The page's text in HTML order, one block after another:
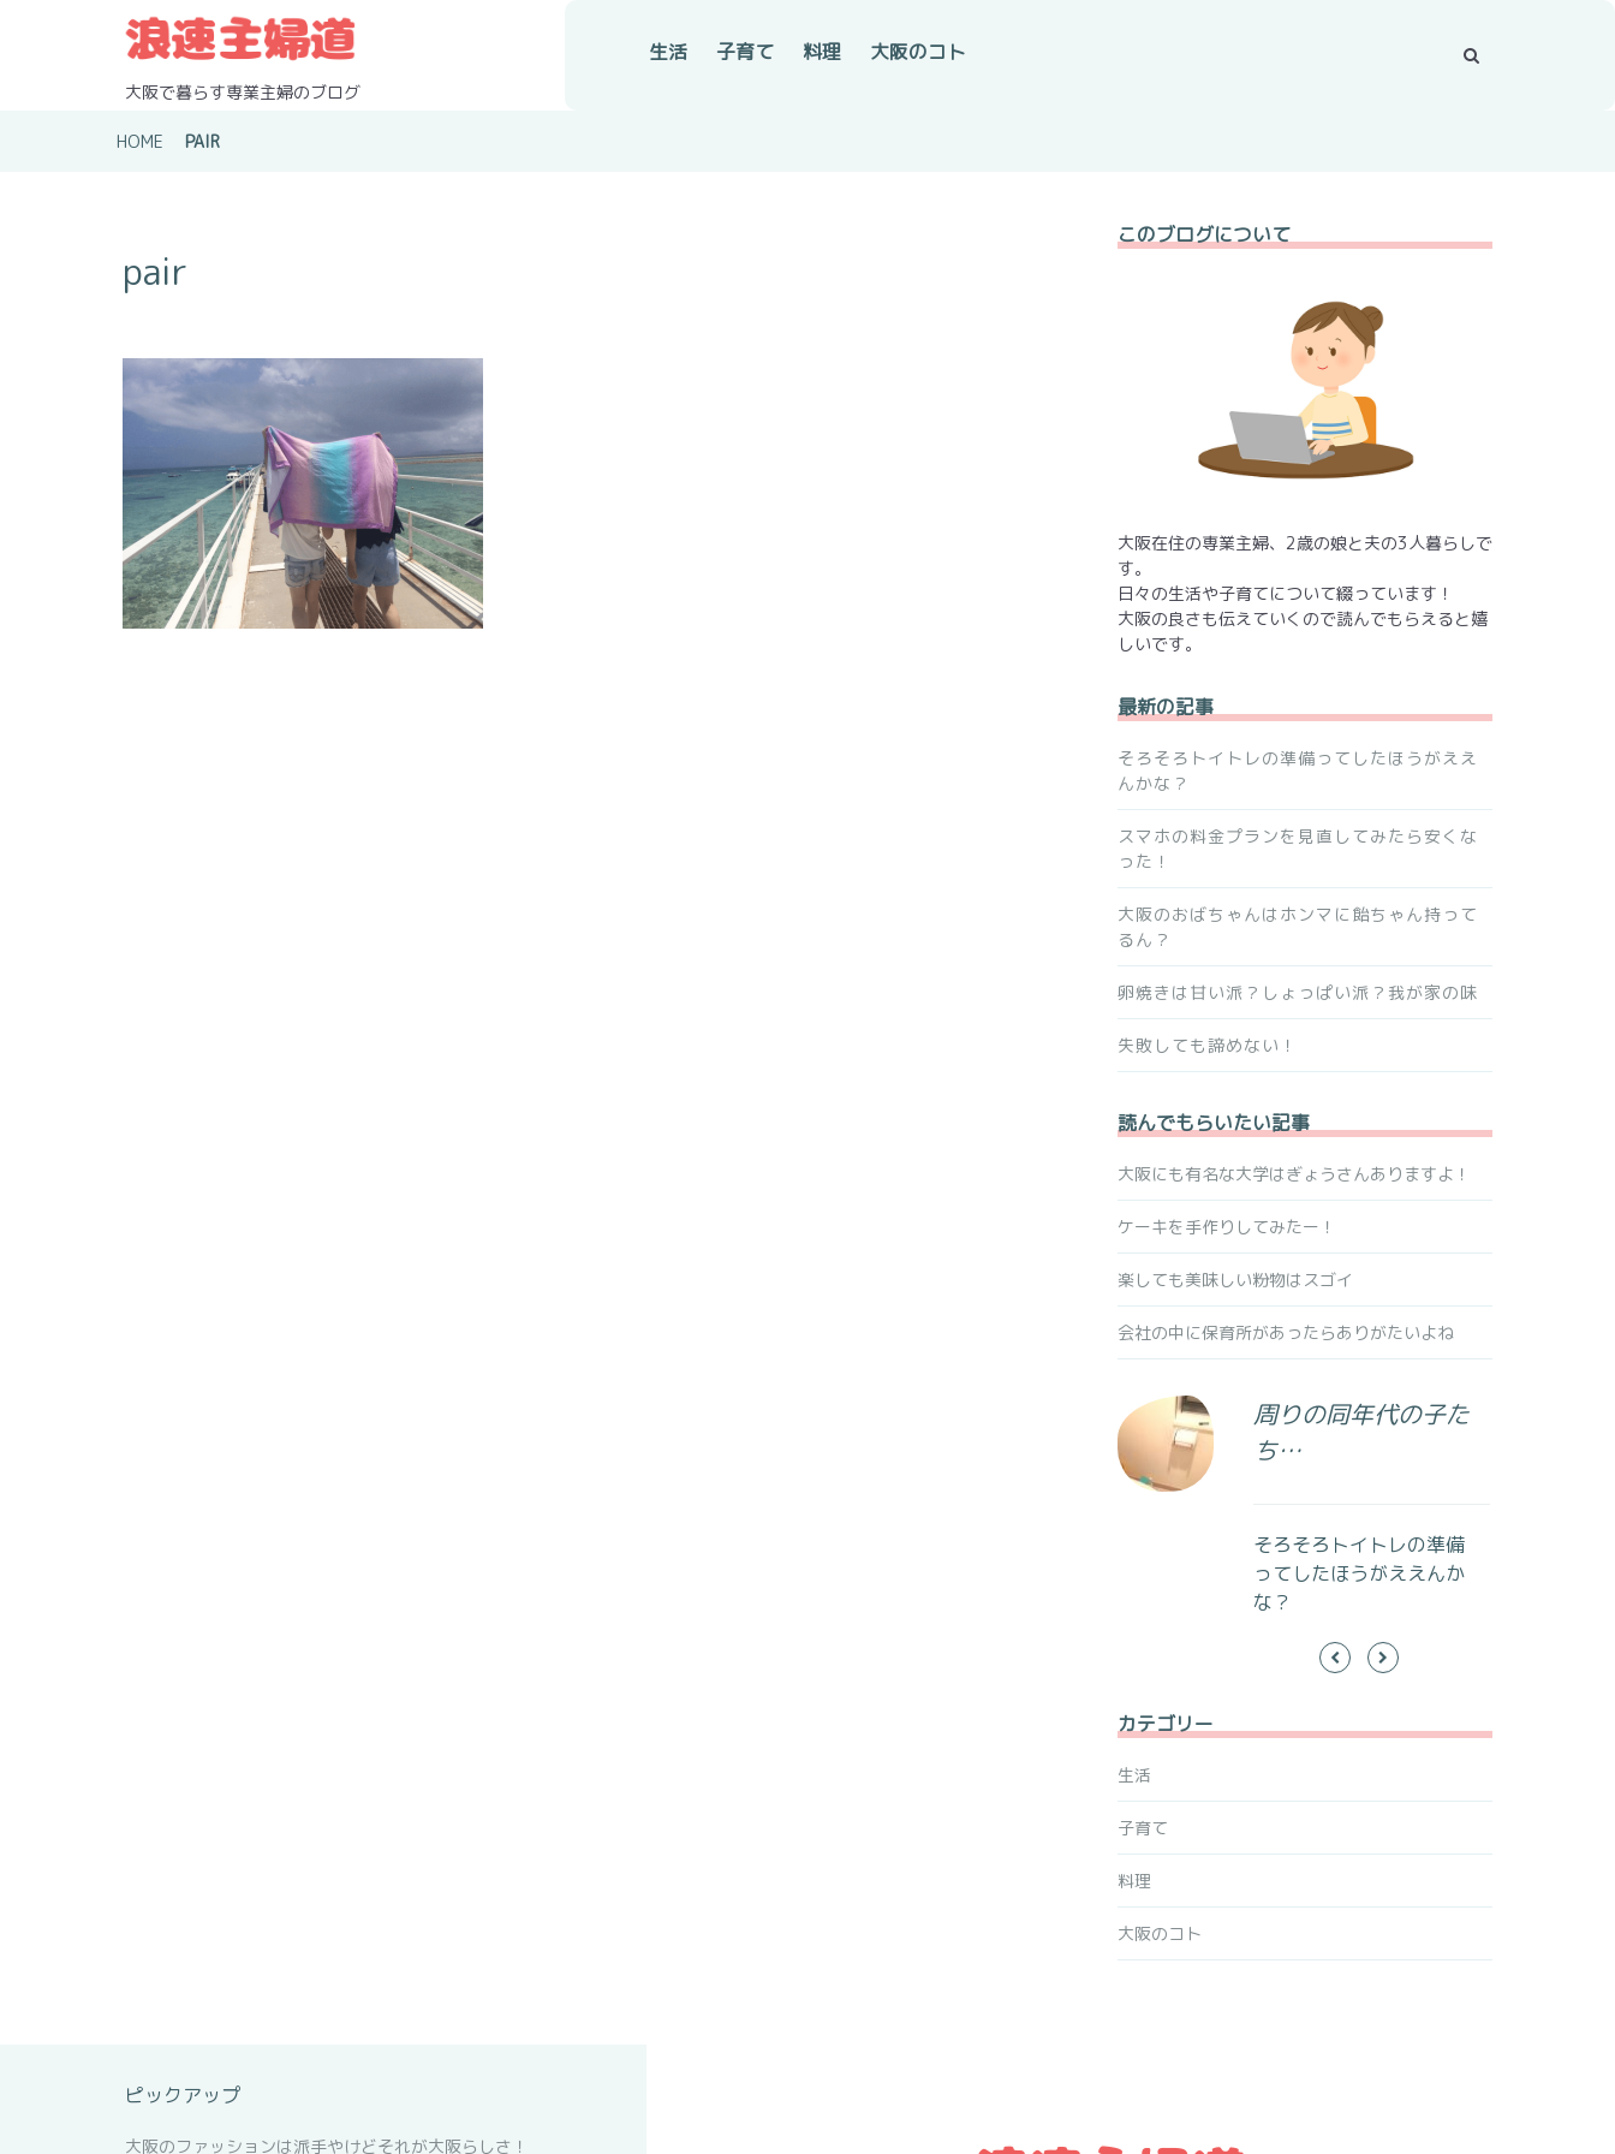
大阪で暮らす専業主婦のブログ
生活 子育て 料理 大阪のコト
HOME PAIR
pair
このブログについて
大阪在住の専業主婦、2歳の娘と夫の3人暮らしで
す。
日々の生活や子育てについて綴っています！
大阪の良さも伝えていくので読んでもらえると嬉
しいです。
最新の記事
そろそろトイトレの準備ってしたほうがええ
んかな？
スマホの料金プランを見直してみたら安くな
った！
大阪のおばちゃんはホンマに飴ちゃん持って
るん？
卵焼きは甘い派？しょっぱい派？我が家の味
失敗しても諦めない！
読んでもらいたい記事
大阪にも有名な大学はぎょうさんありますよ！
ケーキを手作りしてみたー！
楽しても美味しい粉物はスゴイ
会社の中に保育所があったらありがたいよね
周りの同年代の子た
ち…
そろそろトイトレの準備
ってしたほうがええんか
な？
カテゴリー
生活
子育て
料理
大阪のコト
ピックアップ
大阪のファッションは派手やけどそれが大阪らしさ！